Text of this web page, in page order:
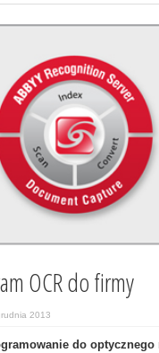
OCR do firmy
2013
do